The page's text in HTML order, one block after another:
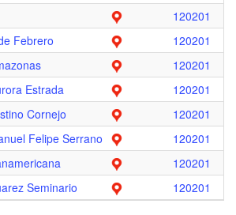
120201
Febrero
120201
120201
Estrada
120201
Cornejo
120201
Felipe Serrano
120201
120201
Seminario 120201